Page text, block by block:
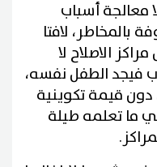
معالجة أسباب
بالمخاطر، لافتا
الاصلاح لا
فيجد الطفل نفسه،
دون قيمة تكوينية
ما تعلمه طيلة